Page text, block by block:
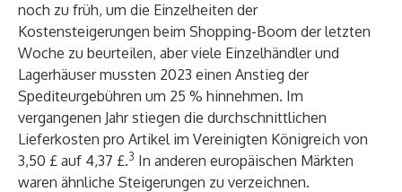
noch zu früh, um die Einzelheiten der
Kostensteigerungen beim Shopping-Boom der letzten
Woche zu beurteilen, aber viele Einzelhändler und
Lagerhäuser mussten 2023 einen Anstieg der
Spediteurgebühren um 25 % hinnehmen. Im
vergangenen Jahr stiegen die durchschnittlichen
Lieferkosten pro Artikel im Vereinigten Königreich von
3,50 £ auf 4,37 £.3 In anderen europäischen Märkten
waren ähnliche Steigerungen zu verzeichnen.